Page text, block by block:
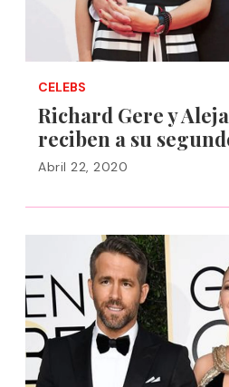
CELEBS
Richard Gere y
reciben a su
Abril 22, 2020